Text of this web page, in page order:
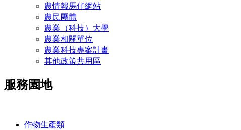
農情報馬仔網站
農民團體
農業（科技）大學
農業相關單位
農業科技專案計畫
其他政策共用區
服務園地
作物生產類